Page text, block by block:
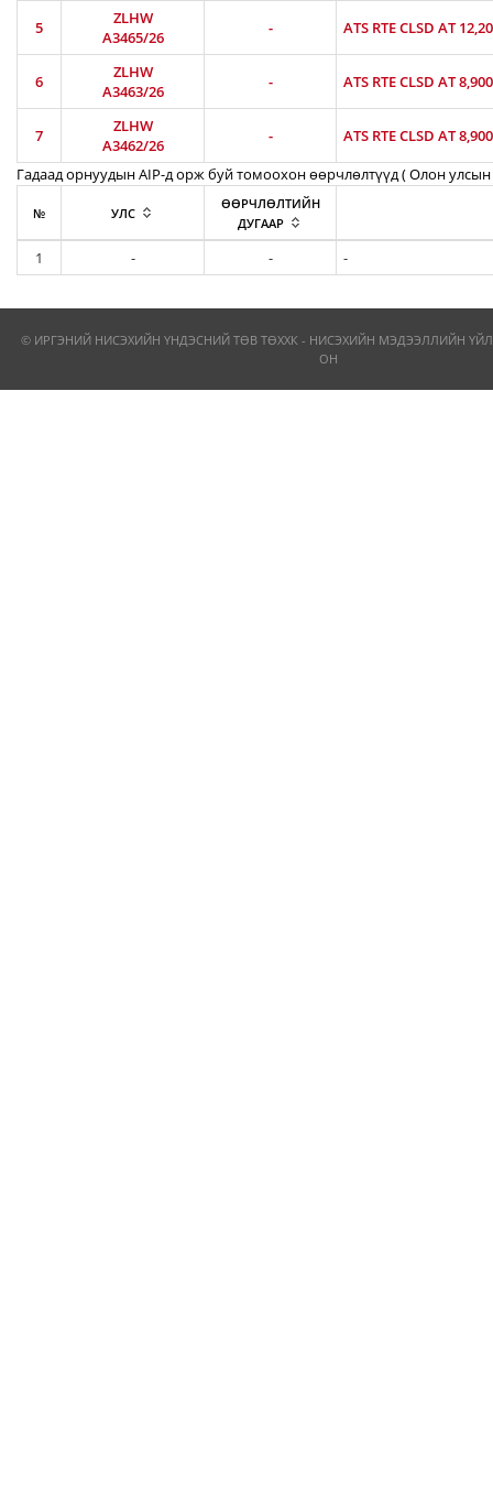
5
ZLHW
A3465/26
- ATS RTE CLSD AT
6
ZLHW
A3463/26
- ATS RTE CLSD AT
7
ZLHW
A3462/26
-
ATS RTE CLSD AT
Гадаад орнуудын AIP-д орж буй томоохон өөрчлөлтүүд ( Олон улсын
№ УЛС
ӨӨРЧЛӨЛТИЙН
ДУГААР
1 - - -
© ИРГЭНИЙ НИСЭХИЙН ҮНДЭСНИЙ ТӨВ ТӨХХК - НИСЭХИЙН МЭДЭЭЛЛИЙН
ОН